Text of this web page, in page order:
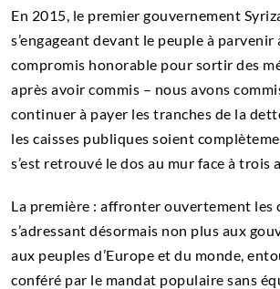
En 2015, le premier gouvernement
s’engageant devant le peuple à parvenir
compromis honorable pour sortir des
après avoir commis – nous avons
continuer à payer les tranches de la
les caisses publiques soient
s’est retrouvé le dos au mur face à trois
La première : affronter ouvertement les
s’adressant désormais non plus aux
aux peuples d’Europe et du monde,
conféré par le mandat populaire sans